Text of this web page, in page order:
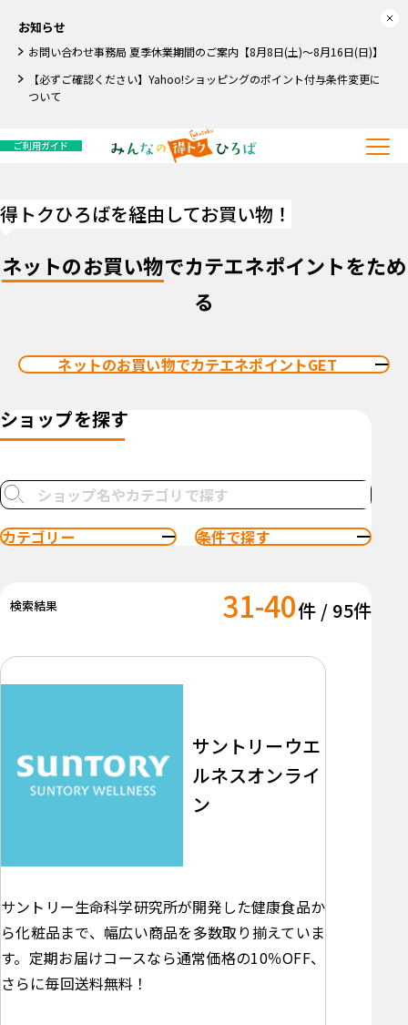
お知らせ
お問い合わせ事務局 夏季休業期間のご案内【8月8日(土)～8月16日(日)】
【必ずご確認ください】Yahoo!ショッピングのポイント付与条件変更に
ついて
ご利用ガイド
得トクひろばを経由してお買い物！
ネットのお買い物でカテエネポイントをため
る
ネットのお買い物でカテエネポイントGET
ショップを探す
カテゴリー 条件で探す
検索結果 31-40件 / 95件
サントリーウエ
ルネスオンライ
ン
サントリー生命科学研究所が開発した健康食品か
ら化粧品まで、幅広い商品を多数取り揃えていま
す。定期お届けコースなら通常価格の10％OFF、
さらに毎回送料無料！